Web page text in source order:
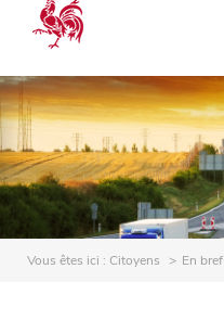
Vous êtes ici : Citoyens En bref